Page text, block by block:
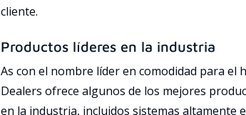
cliente.
Productos líderes en la industria
As con el nombre líder en comodidad para el
Dealers ofrece algunos de los mejores
en la industria, incluidos sistemas altamente